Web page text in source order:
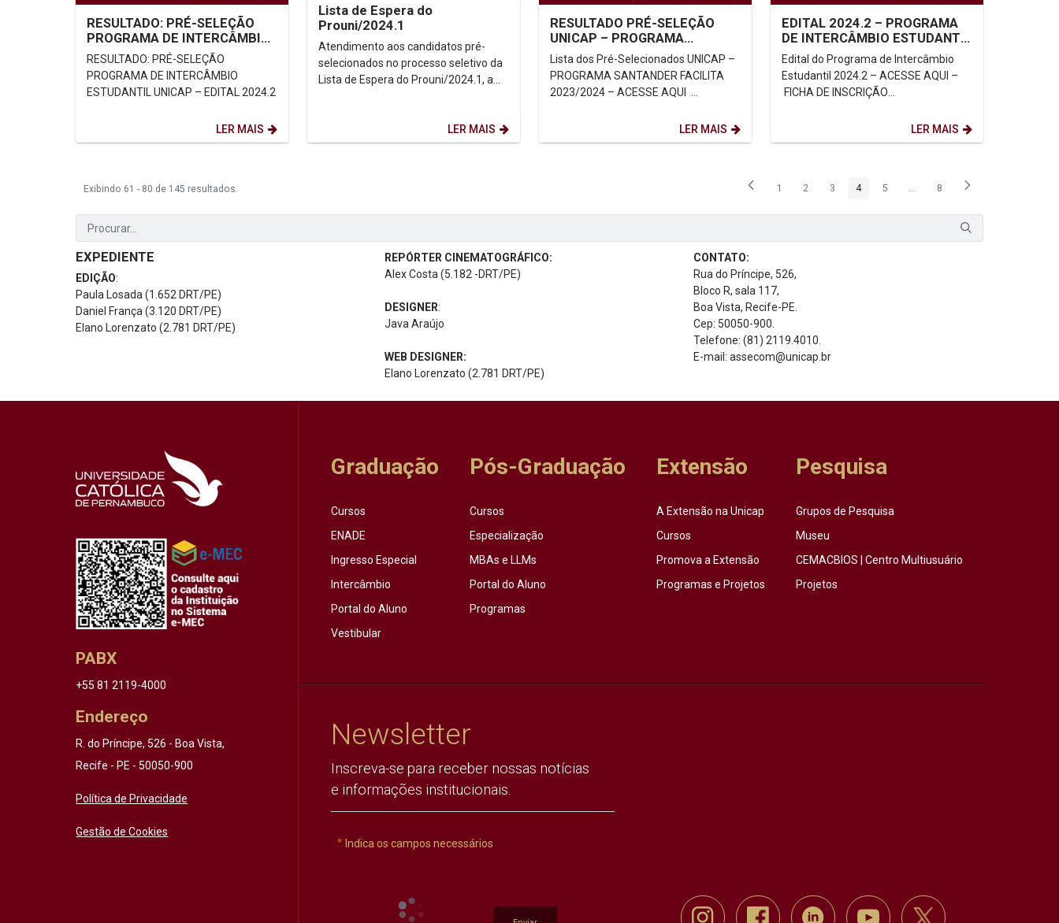
RESULTADO: PRÉ-SELEÇÃO
PROGRAMA DE INTERCÂMBIO
ESTUDANTIL UNICAP – EDITAL
2024.2
RESULTADO: PRÉ-SELEÇÃO
PROGRAMA DE INTERCÂMBIO
ESTUDANTIL UNICAP – EDITAL 2024.2
LER MAIS
Lista de Espera do
Prouni/2024.1
Atendimento aos candidatos pré-
selecionados no processo seletivo da
Lista de Espera do Prouni/2024.1, a
LER MAIS
RESULTADO PRÉ-SELEÇÃO
UNICAP – PROGRAMA
SANTANDER FACILITA
2023/2024
Lista dos Pré-Selecionados UNICAP –
PROGRAMA SANTANDER FACILITA
2023/2024 – ACESSE AQUI
LER MAIS
EDITAL 2024.2 – PROGRAMA
DE INTERCÂMBIO ESTUDANTIL
UNICAP
Edital do Programa de Intercâmbio
Estudantil 2024.2 – ACESSE AQUI –
FICHA DE INSCRIÇÃO
LER MAIS
Exibindo 61 - 80 de 145 resultados. Página
1 Página
2 Página
3 Página
4 Página
5 ...Páginas intermediárias Usar
Página
8
EXPEDIENTE
EDIÇÃO:
Paula Losada (1.652 DRT/PE)
Daniel França (3.120 DRT/PE)
Elano Lorenzato (2.781 DRT/PE)
REPÓRTER CINEMATOGRÁFICO:
Alex Costa (5.182 -DRT/PE)
DESIGNER:
Java Araújo
WEB DESIGNER:
Elano Lorenzato (2.781 DRT/PE)
CONTATO:
Rua do Príncipe, 526,
Bloco R, sala 117,
Boa Vista, Recife-PE.
Cep: 50050-900.
Telefone: (81) 2119.4010.
E-mail: assecom@unicap.br
PABX
+55 81 2119-4000
Endereço
R. do Príncipe, 526 - Boa Vista,
Recife - PE - 50050-900
Política de Privacidade
Gestão de Cookies
Graduação
Cursos
ENADE
Ingresso Especial
Intercâmbio
Portal do Aluno
Vestibular
Pós-Graduação
Cursos
Especialização
MBAs e LLMs
Portal do Aluno
Programas
Extensão
A Extensão na Unicap
Cursos
Promova a Extensão
Programas e Projetos
Pesquisa
Grupos de Pesquisa
Museu
CEMACBIOS | Centro Multiusuário
Projetos
Newsletter
Inscreva-se para receber nossas notícias
e informações institucionais.
Indica os campos necessários